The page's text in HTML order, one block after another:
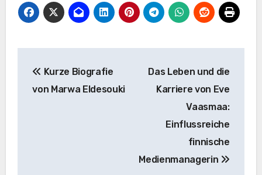
Kurze Biografie
von Marwa Eldesouki
Das Leben und die
Karriere von Eve
Vaasmaa:
Einflussreiche
finnische
Medienmanagerin